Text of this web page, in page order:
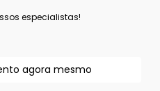
especialistas!
agora mesmo